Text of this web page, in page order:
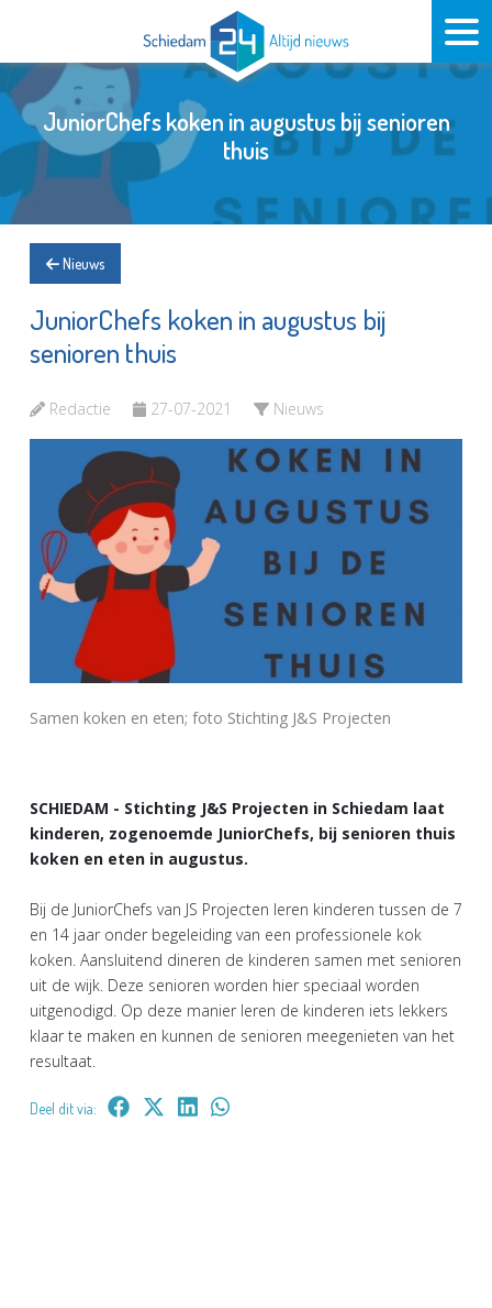
JuniorChefs koken in augustus bij senioren
thuis
Nieuws
JuniorChefs koken in augustus bij
senioren thuis
Redactie 27-07-2021 Nieuws
Samen koken en eten; foto Stichting J&S Projecten
SCHIEDAM - Stichting J&S Projecten in Schiedam laat
kinderen, zogenoemde JuniorChefs, bij senioren thuis
koken en eten in augustus.
Bij de JuniorChefs van JS Projecten leren kinderen tussen de 7
en 14 jaar onder begeleiding van een professionele kok
koken. Aansluitend dineren de kinderen samen met senioren
uit de wijk. Deze senioren worden hier speciaal worden
uitgenodigd. Op deze manier leren de kinderen iets lekkers
klaar te maken en kunnen de senioren meegenieten van het
resultaat.
Deel dit via: